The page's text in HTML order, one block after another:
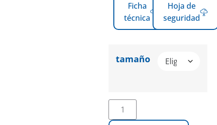
Ficha
técnica
Hoja de
seguridad
tamaño